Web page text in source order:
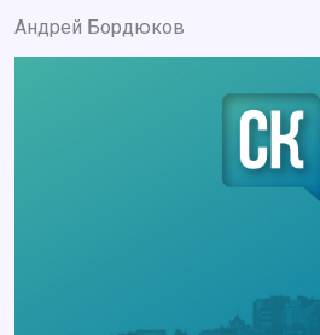
Андрей Бордюков